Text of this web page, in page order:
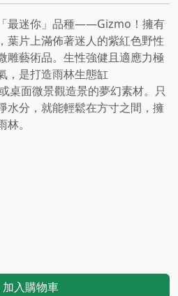
最迷你」品種——Gizmo！擁有
葉片上滿佈著迷人的紫紅色野性
雕藝術品。生性強健且適應力極
，是打造雨林生態缸
桌面微景觀造景的夢幻素材。只
水分，就能輕鬆在方寸之間，擁
。
加入購物車